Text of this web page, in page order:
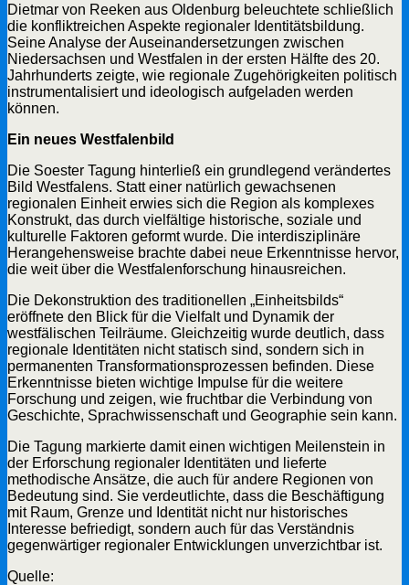
Dietmar von Reeken aus Oldenburg beleuchtete schließlich
die konfliktreichen Aspekte regionaler Identitätsbildung.
Seine Analyse der Auseinandersetzungen zwischen
Niedersachsen und Westfalen in der ersten Hälfte des 20.
Jahrhunderts zeigte, wie regionale Zugehörigkeiten politisch
instrumentalisiert und ideologisch aufgeladen werden
können.
Ein neues Westfalenbild
Die Soester Tagung hinterließ ein grundlegend verändertes
Bild Westfalens. Statt einer natürlich gewachsenen
regionalen Einheit erwies sich die Region als komplexes
Konstrukt, das durch vielfältige historische, soziale und
kulturelle Faktoren geformt wurde. Die interdisziplinäre
Herangehensweise brachte dabei neue Erkenntnisse hervor,
die weit über die Westfalenforschung hinausreichen.
Die Dekonstruktion des traditionellen „Einheitsbilds“
eröffnete den Blick für die Vielfalt und Dynamik der
westfälischen Teilräume. Gleichzeitig wurde deutlich, dass
regionale Identitäten nicht statisch sind, sondern sich in
permanenten Transformationsprozessen befinden. Diese
Erkenntnisse bieten wichtige Impulse für die weitere
Forschung und zeigen, wie fruchtbar die Verbindung von
Geschichte, Sprachwissenschaft und Geographie sein kann.
Die Tagung markierte damit einen wichtigen Meilenstein in
der Erforschung regionaler Identitäten und lieferte
methodische Ansätze, die auch für andere Regionen von
Bedeutung sind. Sie verdeutlichte, dass die Beschäftigung
mit Raum, Grenze und Identität nicht nur historisches
Interesse befriedigt, sondern auch für das Verständnis
gegenwärtiger regionaler Entwicklungen unverzichtbar ist.
Quelle: